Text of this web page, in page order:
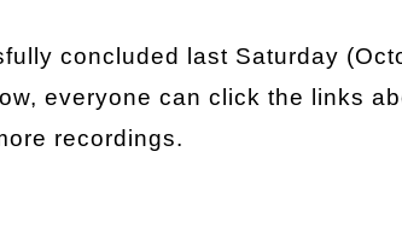
concluded last Saturday
everyone can click the links
recordings.